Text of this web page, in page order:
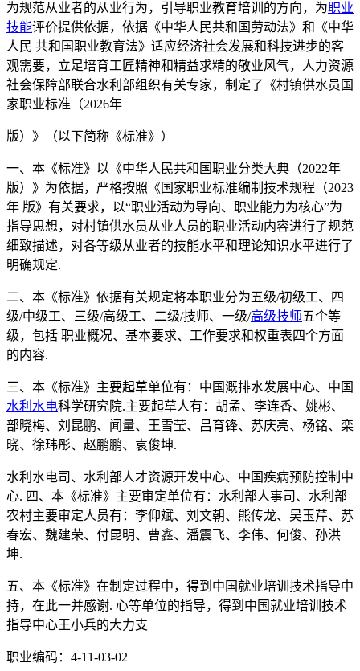
为规范从业者的从业行为，引导职业教育培训的方向，为职业
技能评价提供依据，依据《中华人民共和国劳动法》和《中华
人民 共和国职业教育法》适应经济社会发展和科技进步的客
观需要，立足培育工匠精神和精益求精的敬业风气，人力资源
社会保障部联合水利部组织有关专家，制定了《村镇供水员国
家职业标准（2026年
版）》（以下简称《标准》）
一、本《标准》以《中华人民共和国职业分类大典（2022年
版）》为依据，严格按照《国家职业标准编制技术规程（2023
年 版》有关要求，以“职业活动为导向、职业能力为核心”为
指导思想，对村镇供水员从业人员的职业活动内容进行了规范
细致描述，对各等级从业者的技能水平和理论知识水平进行了
明确规定.
二、本《标准》依据有关规定将本职业分为五级/初级工、四
级/中级工、三级/高级工、二级/技师、一级/高级技师五个等
级，包括 职业概况、基本要求、工作要求和权重表四个方面
的内容.
三、本《标准》主要起草单位有：中国溉排水发展中心、中国
水利水电科学研究院.主要起草人有：胡孟、李连香、姚彬、
部晓梅、刘昆鹏、闻量、王雪莹、吕育锋、苏庆亮、杨铭、栾
晓、徐玮彤、赵鹏鹏、袁俊坤.
水利水电司、水利部人才资源开发中心、中国疾病预防控制中
心. 四、本《标准》主要审定单位有：水利部人事司、水利部
农村主要审定人员有：李仰斌、刘文朝、熊传龙、吴玉芹、苏
春宏、魏建荣、付昆明、曹鑫、潘震飞、李伟、何俊、孙洪
坤.
五、本《标准》在制定过程中，得到中国就业培训技术指导中
持，在此一并感谢. 心等单位的指导，得到中国就业培训技术
指导中心王小兵的大力支
职业编码：4-11-03-02